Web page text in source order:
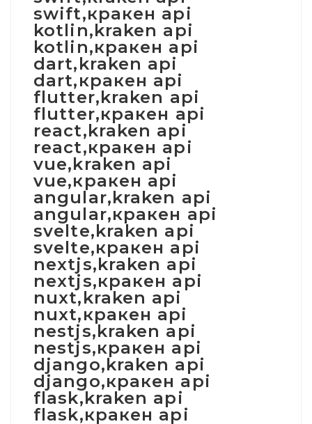
swift,кракен api
kotlin,kraken api
kotlin,кракен api
dart,kraken api
dart,кракен api
flutter,kraken api
flutter,кракен api
react,kraken api
react,кракен api
vue,kraken api
vue,кракен api
angular,kraken api
angular,кракен api
svelte,kraken api
svelte,кракен api
nextjs,kraken api
nextjs,кракен api
nuxt,kraken api
nuxt,кракен api
nestjs,kraken api
nestjs,кракен api
django,kraken api
django,кракен api
flask,kraken api
flask,кракен api